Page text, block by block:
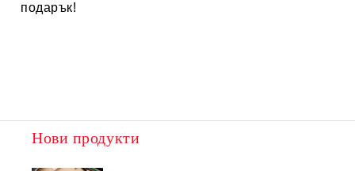
подарък!
Нови продукти